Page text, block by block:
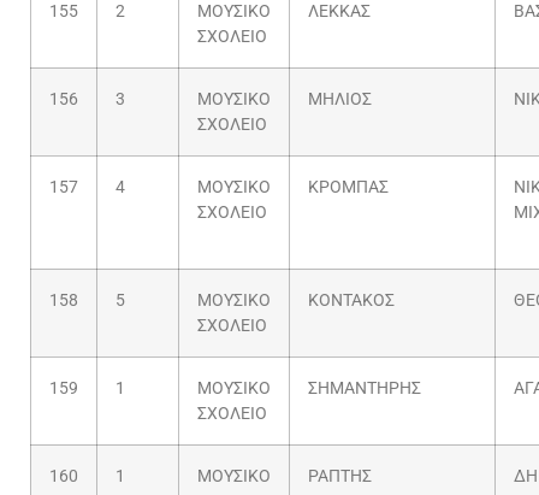
155 2
ΜΟΥΣΙΚΟ
ΣΧΟΛΕΙΟ
ΛΕΚΚΑΣ
156 3
ΜΟΥΣΙΚΟ
ΣΧΟΛΕΙΟ
ΜΗΛΙΟΣ
157 4
ΜΟΥΣΙΚΟ
ΣΧΟΛΕΙΟ
ΚΡΟΜΠΑΣ
158 5
ΜΟΥΣΙΚΟ
ΣΧΟΛΕΙΟ
ΚΟΝΤΑΚΟΣ
159 1
ΜΟΥΣΙΚΟ
ΣΧΟΛΕΙΟ
ΣΗΜΑΝΤΗΡΗΣ
160 1
ΜΟΥΣΙΚΟ
ΡΑΠΤΗΣ